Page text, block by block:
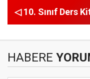
◁ 10. Sınıf Ders
HABERE